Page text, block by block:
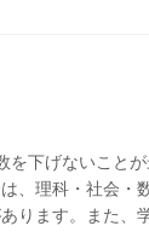
を下げないこと
、理科・社会・
ります。また、